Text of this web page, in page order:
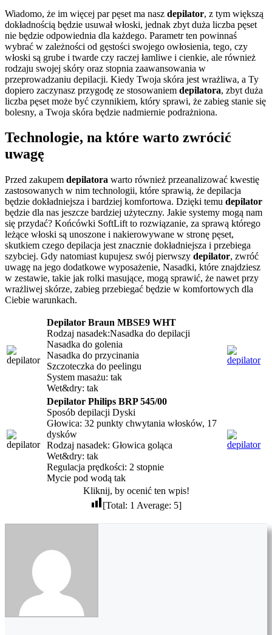
Wiadomo, że im więcej par pęset ma nasz depilator, z tym większą
dokładnością będzie usuwał włoski, jednak zbyt duża liczba pęset
nie będzie odpowiednia dla każdego. Parametr ten powinnaś
wybrać w zależności od gęstości swojego owłosienia, tego, czy
włoski są grube i twarde czy raczej łamliwe i cienkie, ale również
rodzaju swojej skóry oraz stopnia zaawansowania w
przeprowadzaniu depilacji. Kiedy Twoja skóra jest wrażliwa, a Ty
dopiero zaczynasz przygodę ze stosowaniem depilatora, zbyt duża
liczba pęset może być czynnikiem, który sprawi, że zabieg stanie się
bolesny, a Twoja skóra będzie nadmiernie podrażniona.
Technologie, na które warto zwrócić
uwagę
Przed zakupem depilatora warto również przeanalizować kwestię
zastosowanych w nim technologii, które sprawią, że depilacja
będzie dokładniejsza i bardziej komfortowa. Dzięki temu depilator
będzie dla nas jeszcze bardziej użyteczny. Jakie systemy mogą nam
się przydać? Końcówki SoftLift to rozwiązanie, za sprawą którego
leżące włoski są unoszone i nakierowywane w stronę pęset,
skutkiem czego depilacja jest znacznie dokładniejsza i przebiega
szybciej. Gdy natomiast kupujesz swój pierwszy depilator, zwróć
uwagę na jego dodatkowe wyposażenie, Nasadki, które znajdziesz
w zestawie, takie jak rolki masujące, mogą sprawić, że nawet przy
wrażliwej skórze, zabieg przebiegać będzie w komfortowych dla
Ciebie warunkach.
Depilator Braun MBSE9 WHT
Rodzaj nasadek:Nasadka do depilacji
Nasadka do golenia
Nasadka do przycinania
Szczoteczka do peelingu
System masażu: tak
Wet&dry: tak
Depilator Philips BRP 545/00
Sposób depilacji Dyski
Głowica: 32 punkty chwytania włosków, 17
dysków
Rodzaj nasadek: Głowica goląca
Wet&dry: tak
Regulacja prędkości: 2 stopnie
Mycie pod wodą tak
Kliknij, by ocenić ten wpis!
[Total: 1 Average: 5]